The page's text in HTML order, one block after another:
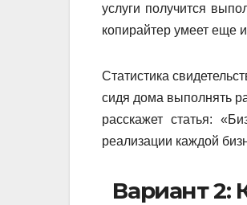
услуги получится
копирайтер умеет еще
Статистика
сидя дома выполнять
расскажет статья:
реализации каждой
Вариант 2: